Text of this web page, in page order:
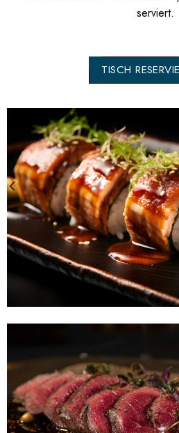
serviert.
TISCH